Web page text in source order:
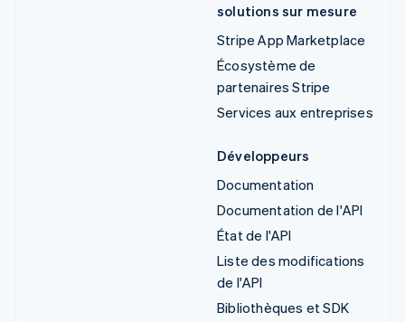
solutions sur mesure
Stripe App Marketplace
Écosystème de
partenaires Stripe
Services aux entreprises
Développeurs
Documentation
Documentation de l'API
État de l'API
Liste des modifications
de l'API
Bibliothèques et SDK